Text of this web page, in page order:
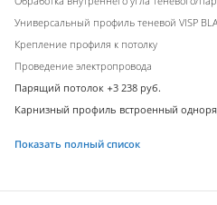
Универсальный профиль теневой VISP
Крепление профиля к потолку
Проведение электропровода
Парящий потолок +3 238 руб.
Карнизный профиль встроенный
Показать полный список